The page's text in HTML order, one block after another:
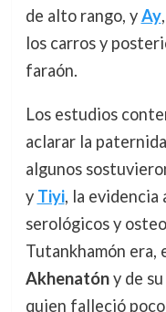
de alto rango, yAy
los carros y
faraón.
Los estudios
aclarar la
algunos
y Tiyi, la evidencia
serológicos y
Tutankhamón era,
Akhenatóny de su
quien falleció